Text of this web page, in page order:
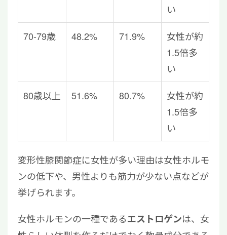
い
70-79歳 48.2% 71.9%
女性が約
1.5倍多
い
80歳以上 51.6% 80.7%
女性が約
1.5倍多
い
変形性膝関節症に女性が多い理由は女性ホルモ
ンの低下や、男性よりも筋力が少ない点などが
挙げられます。
女性ホルモンの一種であるエストロゲンは、女